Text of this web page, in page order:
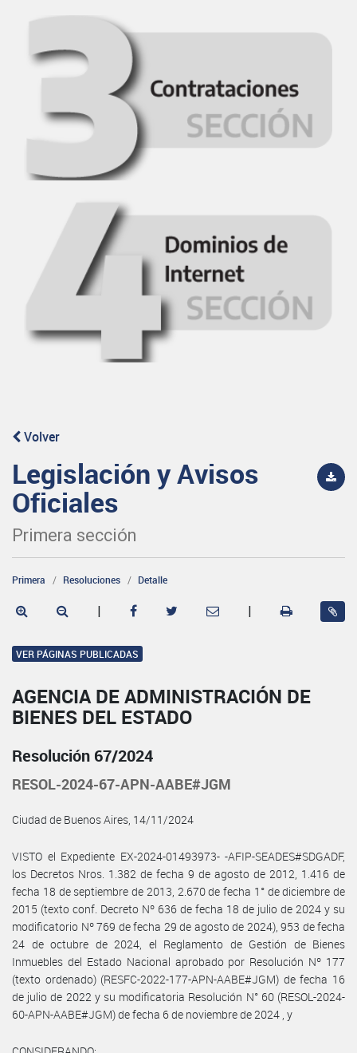
Volver
Legislación y Avisos
Oficiales
Primera sección
Primera Resoluciones Detalle
| |
VER PÁGINAS PUBLICADAS
AGENCIA DE ADMINISTRACIÓN DE
BIENES DEL ESTADO
Resolución 67/2024
RESOL-2024-67-APN-AABE#JGM
Ciudad de Buenos Aires, 14/11/2024
VISTO el Expediente EX-2024-01493973- -AFIP-SEADES#SDGADF,
los Decretos Nros. 1.382 de fecha 9 de agosto de 2012, 1.416 de
fecha 18 de septiembre de 2013, 2.670 de fecha 1° de diciembre de
2015 (texto conf. Decreto Nº 636 de fecha 18 de julio de 2024 y su
modificatorio Nº 769 de fecha 29 de agosto de 2024), 953 de fecha
24 de octubre de 2024, el Reglamento de Gestión de Bienes
Inmuebles del Estado Nacional aprobado por Resolución Nº 177
(texto ordenado) (RESFC-2022-177-APN-AABE#JGM) de fecha 16
de julio de 2022 y su modificatoria Resolución N° 60 (RESOL-2024-
60-APN-AABE#JGM) de fecha 6 de noviembre de 2024 , y